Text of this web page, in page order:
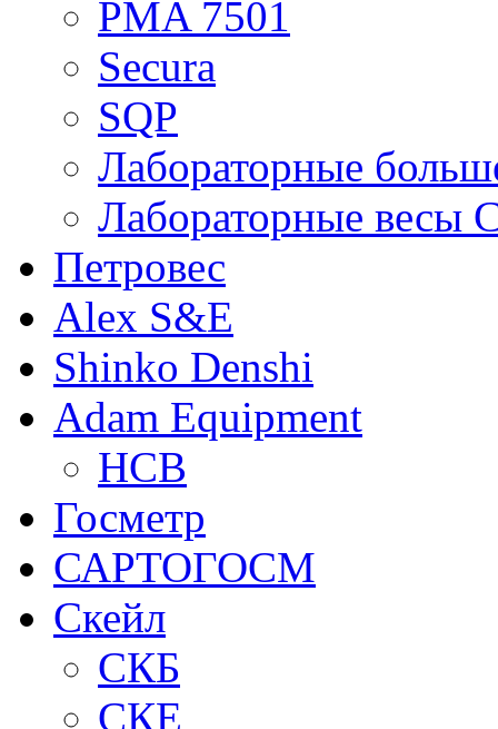
PMA 7501
Secura
SQP
Лабораторные
Лабораторные весы
Петровес
Alex S&E
Shinko Denshi
Adam Equipment
HCB
Госметр
САРТОГОСМ
Скейл
СКБ
СКЕ